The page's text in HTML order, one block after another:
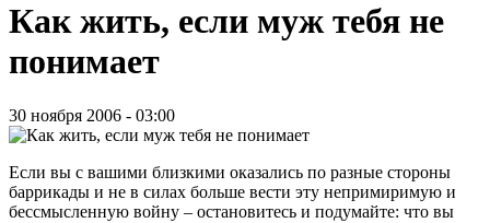
Как жить, если муж тебя не
понимает
30 ноября 2006 - 03:00
Если вы с вашими близкими оказались по разные стороны
баррикады и не в силах больше вести эту непримиримую и
бессмысленную войну – остановитесь и подумайте: что вы